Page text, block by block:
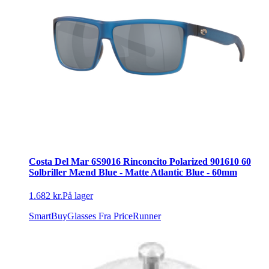
Costa Del Mar 6S9016 Rinconcito Polarized 901610 60
Solbriller Mænd Blue - Matte Atlantic Blue - 60mm
1.682 kr.På lager
SmartBuyGlasses Fra PriceRunner